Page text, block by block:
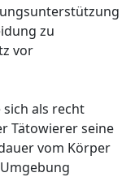
zu
vor
als recht
Tätowierer seine
vom Körper